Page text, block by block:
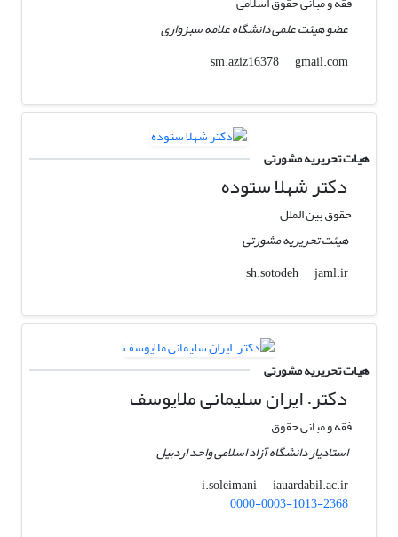
عضو هیئت علمی دانشگاه علامه سبزواری
sm.aziz16378
gmail.com
هیات تحریریه مشورتی
دکتر شهلا ستوده
حقوق بین الملل
هیئت تحریریه مشورتی
sh.sotodeh
jaml.ir
هیات تحریریه مشورتی
دکتر. ایران سلیمانی ملایوسف
فقه و مبانی حقوق
استادیار دانشگاه آزاد اسلامی واحد اردبیل
i.soleimani
iauardabil.ac.ir
0000-0003-1013-2368